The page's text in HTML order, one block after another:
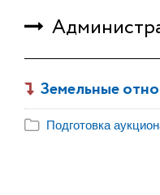
Земельные
Подготовка